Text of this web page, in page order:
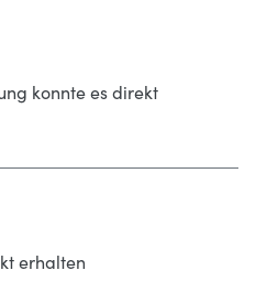
konnte es direkt
erhalten